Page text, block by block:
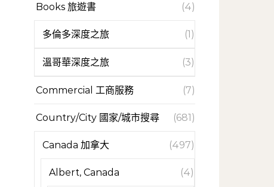
Books 旅遊書 (4)
多倫多深度之旅 (1)
溫哥華深度之旅 (3)
Commercial 工商服務 (7)
Country/City 國家/城市搜尋 (681)
Canada 加拿大 (497)
Albert, Canada (4)